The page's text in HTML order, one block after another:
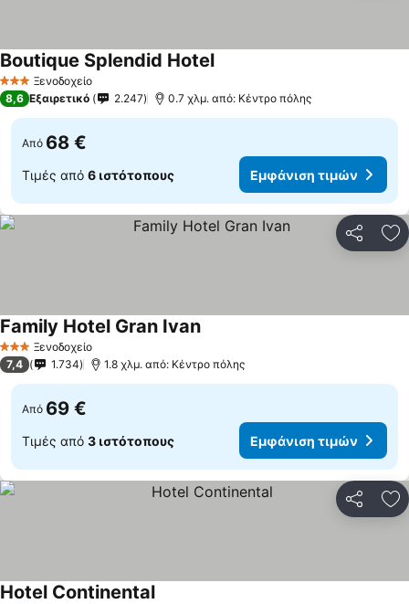
3 ΑστέριαΞενοδοχείο
Boutique Splendid Hotel
8,6 Εξαιρετικό 2.247 0.7 χλμ. από: Κέντρο πόλης
Από 68 €
Τιμές από 6 ιστότοπους Εμφάνιση τιμών
3 ΑστέριαΞενοδοχείο
Family Hotel Gran Ivan
7,4 1.734 1.8 χλμ. από: Κέντρο πόλης
Από 69 €
Τιμές από 3 ιστότοπους Εμφάνιση τιμών
Hotel Continental